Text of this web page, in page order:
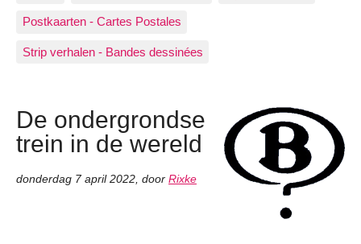
Postkaarten - Cartes Postales
Strip verhalen - Bandes dessinées
De ondergrondse
trein in de wereld
donderdag 7 april 2022, door Rixke